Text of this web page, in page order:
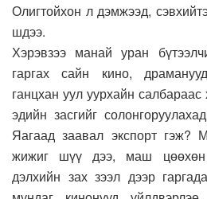
Олигтойхон л дэмжээд,
шдээ.
Хэрэвзээ манай уран
гаргах сайн кино,
ганцхан уул уурхайн
эдийн засгийг
Яагаад заавал экспорт гэж?
жижиг шүү дээ, маш цөөхөн
дэлхийн зах зээл дээр